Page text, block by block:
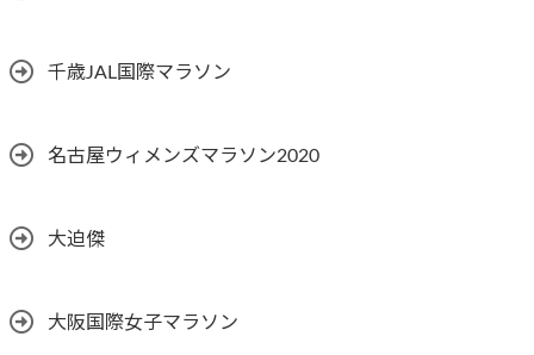
千歳JAL国際マラソン
名古屋ウィメンズマラソン2020
大迫傑
大阪国際女子マラソン